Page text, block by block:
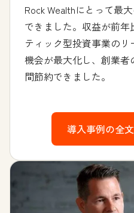
Rock Wealthにとって最
できました。収益が前
ティック型投資事業の
機会が最大化し、創業者
間節約できました。
導入事例の全